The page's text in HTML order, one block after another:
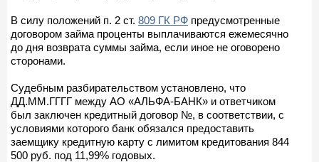
В силу положений п. 2 ст. 809 ГК РФ предусмотренные
договором займа проценты выплачиваются ежемесячно
до дня возврата суммы займа, если иное не оговорено
сторонами.
Судебным разбирательством установлено, что
ДД.ММ.ГГГГ между АО «АЛЬФА-БАНК» и ответчиком
был заключен кредитный договор №, в соответствии, с
условиями которого банк обязался предоставить
заемщику кредитную карту с лимитом кредитования 844
500 руб. под 11,99% годовых.